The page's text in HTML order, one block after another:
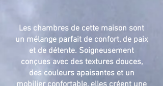
Les chambres de cette maison sont
un mélange parfait de confort, de paix
et de détente. Soigneusement
conçues avec des textures douces,
des couleurs apaisantes et un